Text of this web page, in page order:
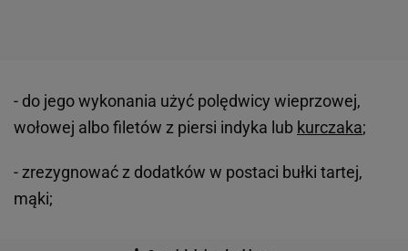
- do jego wykonania użyć polędwicy wieprzowej,
wołowej albo filetów z piersi indyka lub kurczaka;
- zrezygnować z dodatków w postaci bułki tartej,
mąki;